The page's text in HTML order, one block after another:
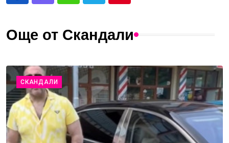
Още от Скандали
СКАНДАЛИ